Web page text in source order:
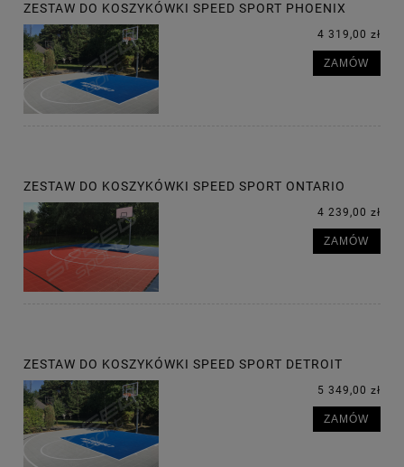
ZESTAW DO KOSZYKÓWKI SPEED SPORT PHOENIX
4 319,00 zł
ZAMÓW
ZESTAW DO KOSZYKÓWKI SPEED SPORT ONTARIO
4 239,00 zł
ZAMÓW
ZESTAW DO KOSZYKÓWKI SPEED SPORT DETROIT
5 349,00 zł
ZAMÓW